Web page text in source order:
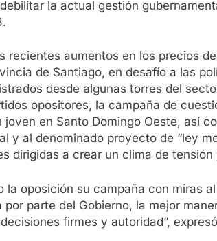
la actual gestión
recientes aumentos en los precios
de Santiago, en desafío a las
desde algunas torres del
opositores, la campaña de
en Santo Domingo Oeste, así
y al denominado proyecto de “ley
dirigidas a crear un clima de
la oposición su campaña con miras
por parte del Gobierno, la mejor
firmes y autoridad”,